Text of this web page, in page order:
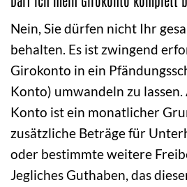
Nein, Sie dürfen nicht Ihr
behalten. Es ist zwingend
Girokonto in ein
Konto) umwandeln zu lassen.
Konto ist ein monatlicher
zusätzliche Beträge für
oder bestimmte weitere
Jegliches Guthaben, das